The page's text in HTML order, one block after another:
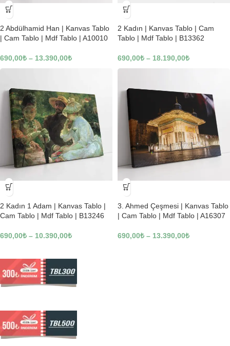
-23%
2 Abdülhamid Han | Kanvas Tablo
| Cam Tablo | Mdf Tablo | A10010
690,00₺ – 13.390,00₺
-23%
2 Kadın | Kanvas Tablo | Cam
Tablo | Mdf Tablo | B13362
690,00₺ – 18.190,00₺
-23%
2 Kadın 1 Adam | Kanvas Tablo |
Cam Tablo | Mdf Tablo | B13246
690,00₺ – 10.390,00₺
-23%
3. Ahmed Çeşmesi | Kanvas Tablo
| Cam Tablo | Mdf Tablo | A16307
690,00₺ – 13.390,00₺